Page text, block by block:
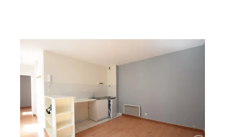
BREST 29
, 2 pièces
Appartement F1 à louer
500 €
par mois charges comprises
Visiter le site dédié